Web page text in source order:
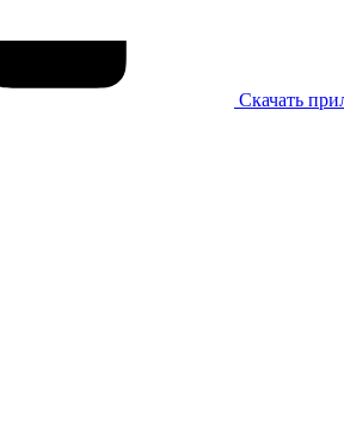
Скачать